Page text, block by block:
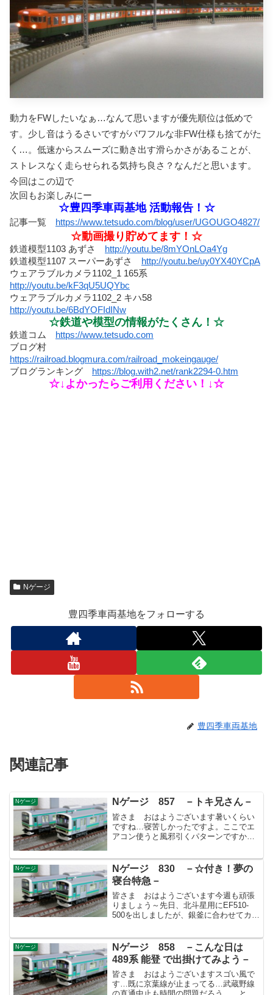
動力をFWしたいなぁ…なんて思いますが優先順位は低めで
す。少し音はうるさいですがパワフルな非FW仕様も捨てがた
く…。 低速からスムーズに動き出す滑らかさがあることが、
ストレスなく走らせられる気持ち良さ？なんだと思います。
今回はこの辺で
次回もお楽しみにー
☆豊四季車両基地 活動報告！☆
記事一覧 https://www.tetsudo.com/blog/user/UGOUGO4827/
☆動画撮り貯めてます！☆
鉄道模型1103 あずさ
http://youtu.be/8mYOnLOa4Yg
鉄道模型1107 スーパーあずさ
http://youtu.be/uy0YX40YCpA
ウェアラブルカメラ1102_1 165系
http://youtu.be/kF3qU5UQYbc
ウェアラブルカメラ1102_2 キハ58
http://youtu.be/6BdYOFIdINw
☆鉄道や模型の情報がたくさん！☆
鉄道コム
https://www.tetsudo.com
ブログ村
https://railroad.blogmura.com/railroad_mokeingauge/
ブログランキング
https://blog.with2.net/rank2294-0.htm
☆↓よかったらご利用ください！↓☆
Nゲージ
豊四季車両基地をフォローする
豊四季車両基地
関連記事
Nゲージ Nゲージ 857 －トキ兄さん－
皆さま おはようございます暑いくらい
ですね…寝苦しかったですよ。ここでエ
アコン使うと風邪引くパターンですから
たようで早々に寝ておりました。風呂も
入らず着替えず行き倒れた...
Nゲージ
Nゲージ 830 －☆付き！夢の
寝台特急－
皆さま おはようございます今週も頑張
りましょう～先日、北斗星用にEF510-
500を出しましたが、銀釜に合わせてカシ
なりますが、何も施していない車両って
こんなに軽くいの...
Nゲージ
Nゲージ 858 －こんな日は
489系 能登 で出掛けてみよう－
皆さま おはようございますスゴい風で
す…既に京葉線が止まってる…武蔵野線